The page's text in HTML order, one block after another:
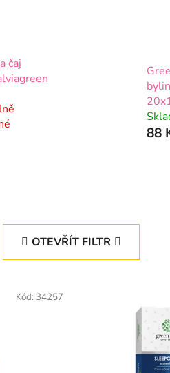
čaj
88
OTEVŘÍT FILTR
Kód: 34257